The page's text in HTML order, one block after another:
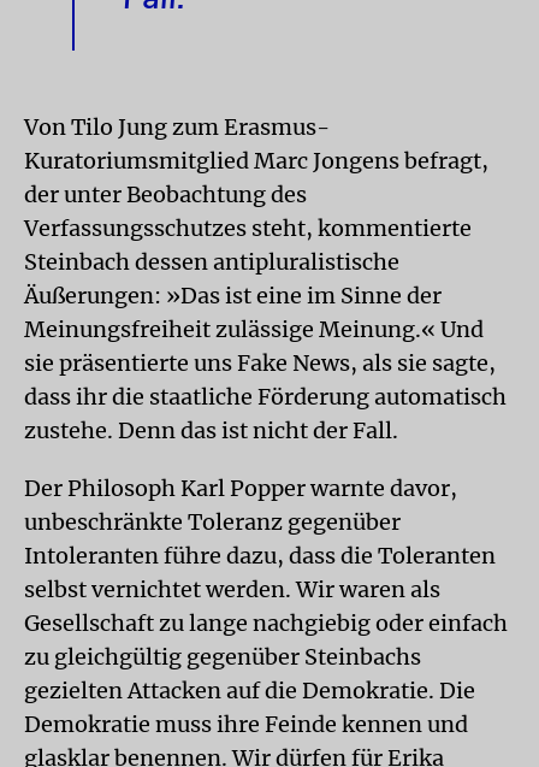
Von Tilo Jung zum Erasmus-
Kuratoriumsmitglied Marc Jongens befragt,
der unter Beobachtung des
Verfassungsschutzes steht, kommentierte
Steinbach dessen antipluralistische
Äußerungen: »Das ist eine im Sinne der
Meinungsfreiheit zulässige Meinung.« Und
sie präsentierte uns Fake News, als sie sagte,
dass ihr die staatliche Förderung automatisch
zustehe. Denn das ist nicht der Fall.
Der Philosoph Karl Popper warnte davor,
unbeschränkte Toleranz gegenüber
Intoleranten führe dazu, dass die Toleranten
selbst vernichtet werden. Wir waren als
Gesellschaft zu lange nachgiebig oder einfach
zu gleichgültig gegenüber Steinbachs
gezielten Attacken auf die Demokratie. Die
Demokratie muss ihre Feinde kennen und
glasklar benennen. Wir dürfen für Erika